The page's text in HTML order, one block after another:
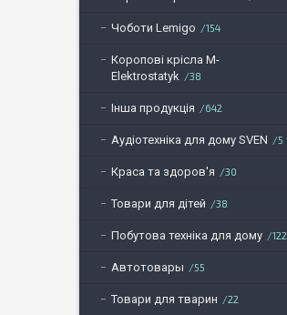
Чоботи Lemigo 154
Коропові крісла M-
Elektrostatyk
38
Інша продукція 642
Аудіотехніка для дому SVEN 5
Краса та здоров'я 30
Товари для дітей 38
Побутова техніка для дому 122
Автотовары 55
Товари для тварин 22